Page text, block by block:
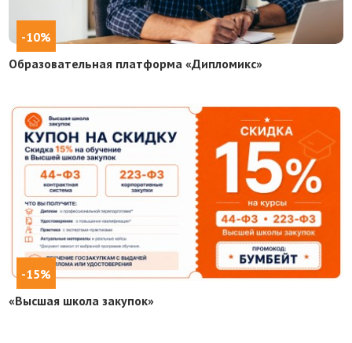
-10%
Образовательная платформа «Дипломикс»
-15%
«Высшая школа закупок»